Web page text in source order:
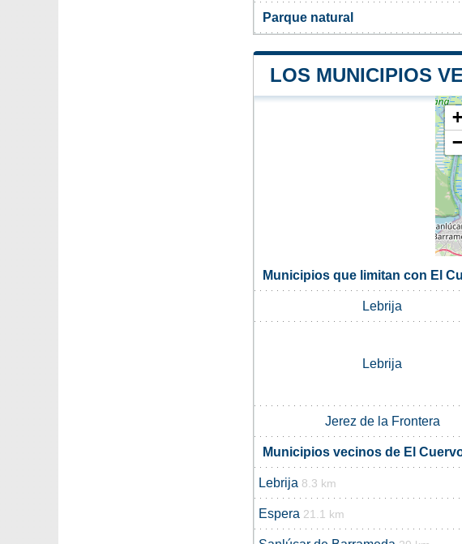
Parque natural
LOS MUNICIPIOS
+
−
Municipios que limitan con El
Lebrija
Lebrija
Jerez de la Frontera
Municipios vecinos de El
Lebrija 8.3 km
Espera 21.1 km